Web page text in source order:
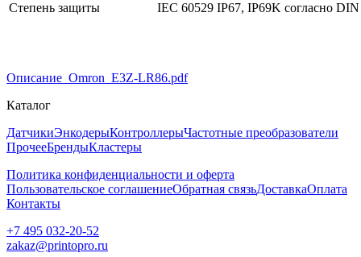
Степень защиты IEC 60529 IP67, IP69K согласно DIN
Описание_Omron_E3Z-LR86.pdf
Каталог
ДатчикиЭнкодерыКонтроллерыЧастотные преобразователи
ПрочееБрендыКластеры
Политика конфиденциальности и оферта
Пользовательское соглашениеОбратная связьДоставкаОплата
Контакты
+7 495 032-20-52
zakaz@printopro.ru